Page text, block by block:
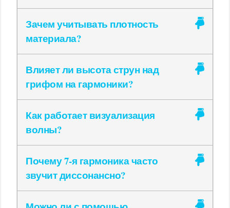
Зачем учитывать плотность
материала?
Влияет ли высота струн над
грифом на гармоники?
Как работает визуализация
волны?
Почему 7-я гармоника часто
звучит диссонансно?